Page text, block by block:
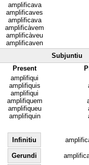
amplificava
amplificaves
amplificava
amplificàvem
amplificàveu
amplificaven
Subjuntiu
Present
amplifiqui
amplifiquis
amplifiqui
amplifiquem
amplifiqueu
amplifiquin
Infinitiu
Gerundi